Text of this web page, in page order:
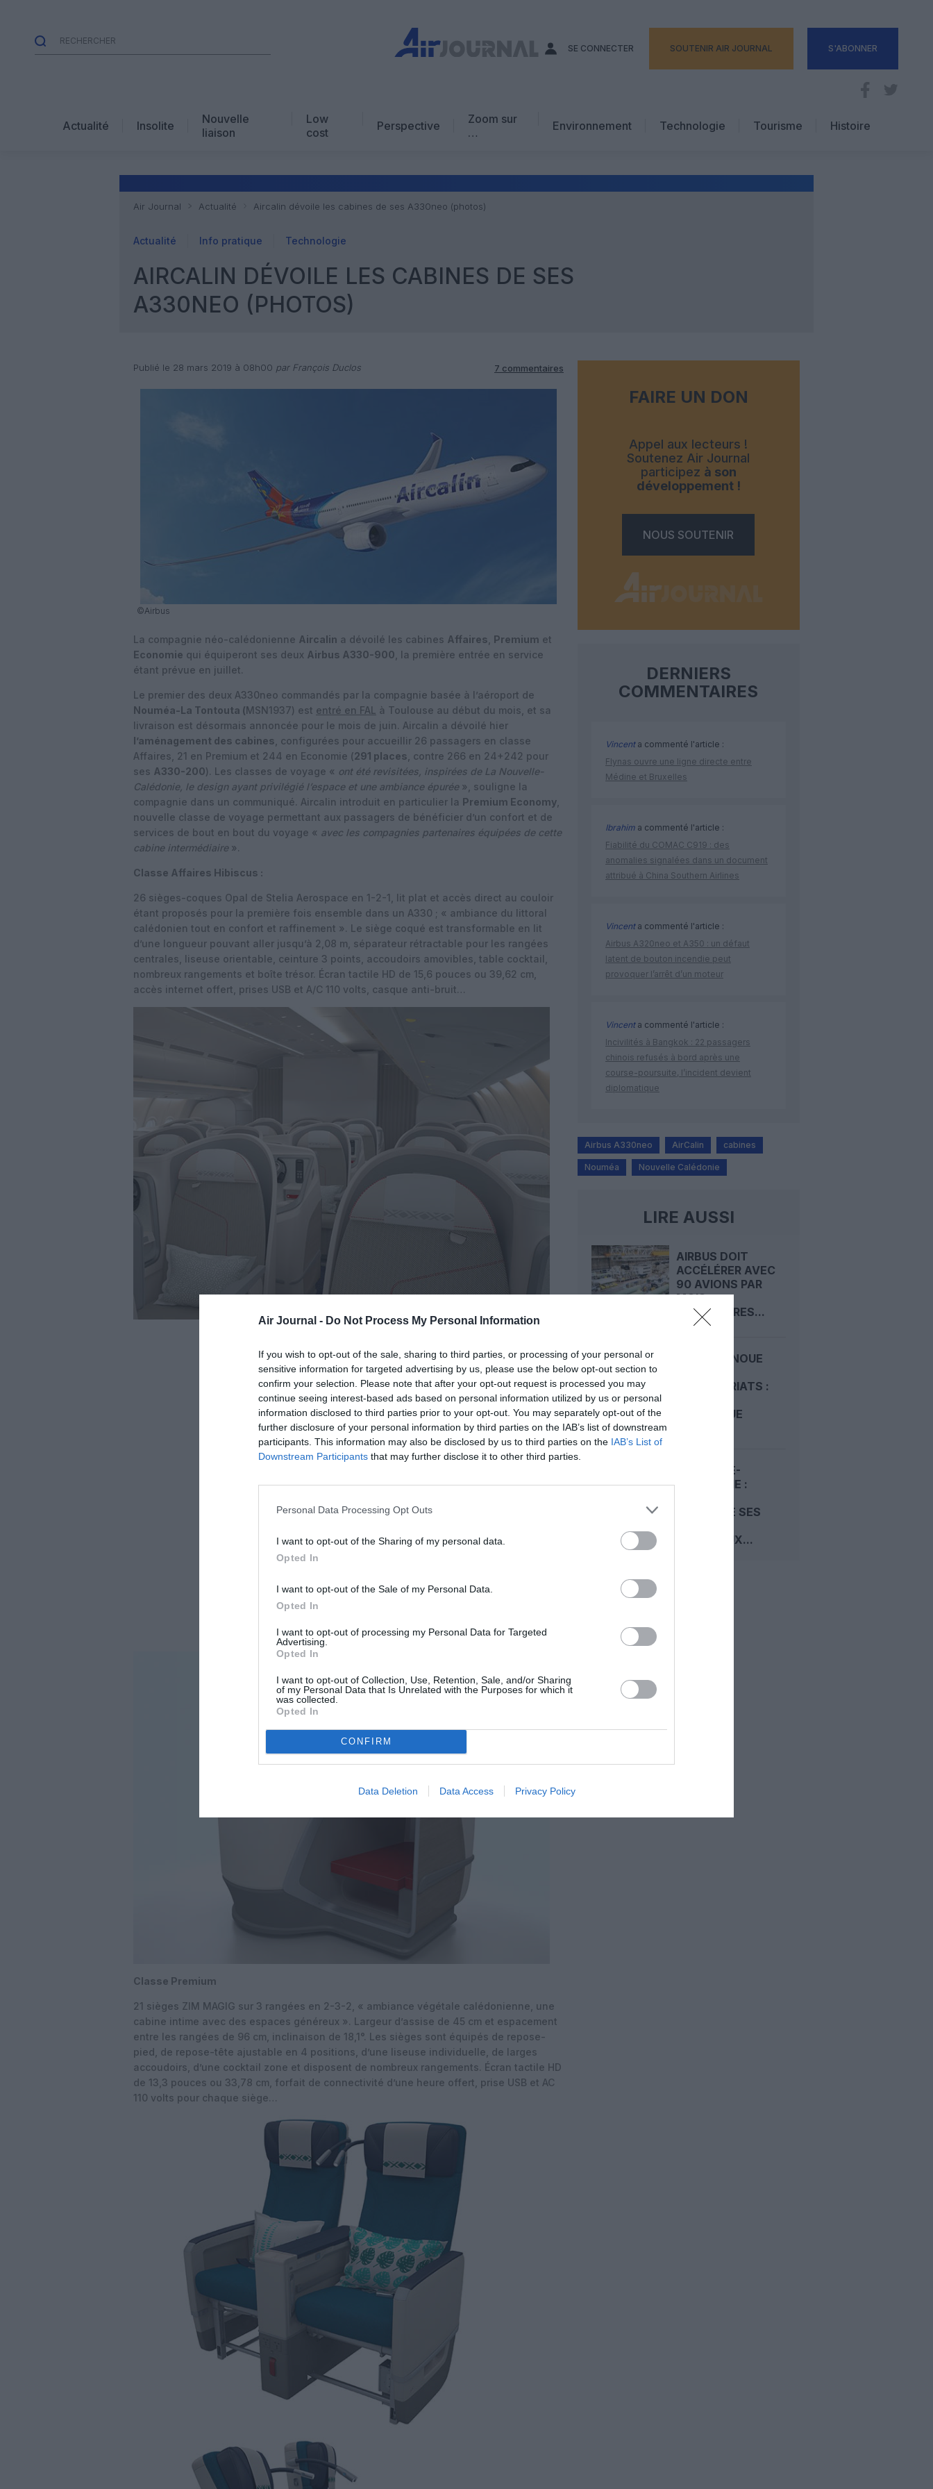
Air Journal - Do Not Process My Personal Information
If you wish to opt-out of the sale, sharing to third parties, or processing of your personal or
sensitive information for targeted advertising by us, please use the below opt-out section to
confirm your selection. Please note that after your opt-out request is processed you may
continue seeing interest-based ads based on personal information utilized by us or personal
information disclosed to third parties prior to your opt-out. You may separately opt-out of the
further disclosure of your personal information by third parties on the IAB’s list of downstream
participants. This information may also be disclosed by us to third parties on the IAB’s List of
Downstream Participants that may further disclose it to other third parties.
Personal Data Processing Opt Outs
I want to opt-out of the Sharing of my personal data.
Opted In
I want to opt-out of the Sale of my Personal Data.
Opted In
I want to opt-out of processing my Personal Data for Targeted
Advertising.
Opted In
I want to opt-out of Collection, Use, Retention, Sale, and/or Sharing
of my Personal Data that Is Unrelated with the Purposes for which it
was collected.
Opted In
CONFIRM
Data Deletion Data Access Privacy Policy
SE CONNECTER SOUTENIR AIR JOURNAL S'ABONNER
Actualité Insolite
Nouvelle
liaison
Low
cost
Perspective
Zoom sur
…
Avis d’expert
Environnement Technologie
Tourisme
Hôtellerie
Histoire
Air Journal Actualité Aircalin dévoile les cabines de ses A330neo (photos)
Actualité Info pratique Technologie
AIRCALIN DÉVOILE LES CABINES DE SES
A330NEO (PHOTOS)
Publié le 28 mars 2019 à 08h00 par François Duclos 7 commentaires
©Airbus
La compagnie néo-calédonienne Aircalin a dévoilé les cabines Affaires Premium et
Economie qui équiperont ses deux Airbus A330-900 , la première entrée en service
étant prévue en juillet.
Le premier des deux A330neo commandés par la compagnie basée à l’aéroport de
Nouméa-La Tontouta (MSN1937) est entré en FAL
à Toulouse au début du mois, et sa
livraison est désormais annoncée pour le mois de juin. Aircalin a dévoilé hier
l’aménagement des cabines , configurées pour accueillir 26 passagers en classe
Affaires, 21 en Premium et 244 en Economie (291 places , contre 266 en 24+242 pour
ses A330-200). Les classes de voyage « ont été revisitées, inspirées de La Nouvelle-
Calédonie, le design ayant privilégié l’espace et une ambiance épurée », souligne la
compagnie dans un communiqué. Aircalin introduit en particulier la Premium Economy
nouvelle classe de voyage permettant aux passagers de bénéficier d’un confort et de
services de bout en bout du voyage « avec les compagnies partenaires équipées de cette
cabine intermédiaire ».
Classe Affaires Hibiscus :
26 sièges-coques Opal de Stelia Aerospace en 1-2-1, lit plat et accès direct au couloir
étant proposés pour la première fois ensemble dans un A330 ; « ambiance du littoral
calédonien tout en confort et raffinement ». Le siège coqué est transformable en lit
d’une longueur pouvant aller jusqu’à 2,08 m, séparateur rétractable pour les rangées
centrales, liseuse orientable, ceinture 3 points, accoudoirs amovibles, table cocktail,
nombreux rangements et boîte trésor. Écran tactile HD de 15,6 pouces ou 39,62 cm,
accès internet offert, prises USB et A/C 110 volts, casque anti-bruit…
Classe Premium
21 sièges ZIM MAGIG sur 3 rangées en 2-3-2, « ambiance végétale calédonienne, une
cabine intime avec des espaces généreux ». Largeur d’assise de 45 cm et espacement
entre les rangées de 96 cm, inclinaison de 18,1°. Les sièges sont équipés de repose-
pied, de repose-tête ajustable en 4 positions, d’une liseuse individuelle, de larges
accoudoirs, d’une cocktail zone et disposent de nombreux rangements. Écran tactile HD
de 13,3 pouces ou 33,78 cm, forfait de connectivité d’une heure offert, prise USB et AC
110 volts pour chaque siège…
FAIRE UN DON
Appel aux lecteurs !
Soutenez Air Journal
participez à son
développement !
NOUS SOUTENIR
DERNIERS
COMMENTAIRES
Vincenta commenté l'article :
Flynas ouvre une ligne directe entre
Médine et Bruxelles
Ibrahim a commenté l'article :
Fiabilité du COMAC C919 : des
anomalies signalées dans un document
attribué à China Southern Airlines
Vincenta commenté l'article :
Airbus A320neo et A350 : un défaut
latent de bouton incendie peut
provoquer l’arrêt d’un moteur
Vincenta commenté l'article :
Incivilités à Bangkok : 22 passagers
chinois refusés à bord après une
course-poursuite, l’incident devient
diplomatique
Airbus A330neo AirCalin cabines
Nouméa Nouvelle Calédonie
LIRE AUSSI
AIRBUS DOIT
ACCÉLÉRER AVEC
90 AVIONS PAR
MOIS
NÉCESSAIRES...
AIRCALIN NOUE
PARTENARIATS :
TECHNIQUE
NOUVELLE-
CALÉDONIE :
RENFORCE SES
RÉGIONAUX...